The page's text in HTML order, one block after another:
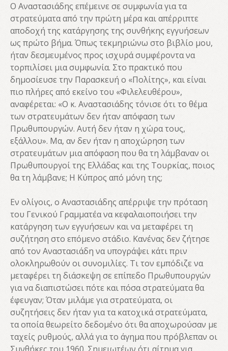
Ο Αναστασιάδης επέμεινε σε συμφωνία για τα
στρατεύματα από την πρώτη μέρα και απέρριπτε
αποδοχή της κατάργησης της συνθήκης εγγυήσεων
ως πρώτο βήμα. Όπως τεκμηριώνω στο βιβλίο μου,
ήταν δεσμευμένος προς ισχυρά συμφέροντα να
τορπιλίσει μια συμφωνία. Στο πρακτικό που
δημοσίευσε την Παρασκευή ο «Πολίτης», και είναι
πιο πλήρες από εκείνο του «Φιλελευθέρου»,
αναφέρεται: «Ο κ. Αναστασιάδης τόνισε ότι το θέμα
των στρατευμάτων δεν ήταν απόφαση των
Πρωθυπουργών. Αυτή δεν ήταν η χώρα τους,
εξάλλου». Μα, αν δεν ήταν η αποχώρηση των
στρατευμάτων μια απόφαση που θα τη λάμβαναν οι
Πρωθυπουργοί της Ελλάδας και της Τουρκίας, ποιος
θα τη λάμβανε; Η Κύπρος από μόνη της;
Εν ολίγοις, ο Αναστασιάδης απέρριψε την πρόταση
του Γενικού Γραμματέα να κεφαλαιοποιήσει την
κατάργηση των εγγυήσεων και να μεταφέρει τη
συζήτηση στο επόμενο στάδιο. Κανένας δεν ζήτησε
από τον Αναστασιάδη να υπογράψει κάτι πριν
ολοκληρωθούν οι συνομιλίες. Τι τον εμπόδιζε να
μεταφέρει τη διάσκεψη σε επίπεδο Πρωθυπουργών
για να διαπιστώσει πότε και πόσα στρατεύματα θα
έφευγαν; Όταν μιλάμε για στρατεύματα, οι
συζητήσεις δεν ήταν για τα κατοχικά στρατεύματα,
τα οποία θεωρείτο δεδομένο ότι θα αποχωρούσαν με
ταχείς ρυθμούς, αλλά για το άγημα που πρόβλεπαν οι